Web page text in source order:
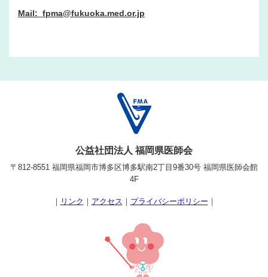
Mail: fpma@fukuoka.med.or.jp
公益社団法人 福岡県医師会
〒812-8551 福岡県福岡市博多区博多駅南2丁目9番30号 福岡県医師会館
4F
｜ リンク ｜ アクセス ｜ プライバシーポリシー ｜